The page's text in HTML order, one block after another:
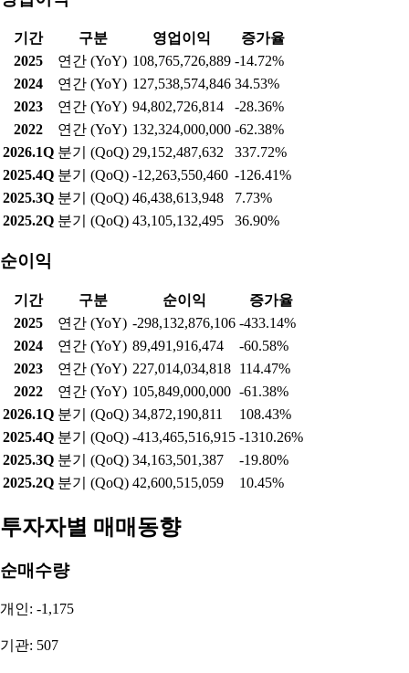
기간 구분 영업이익
증가율
2025
연간 (YoY) 108,765,726,889 -14.72%
2024
연간 (YoY) 127,538,574,846 34.53%
2023
연간 (YoY) 94,802,726,814
-28.36%
2022
연간 (YoY) 132,324,000,000 -62.38%
2026.1Q 분기 (QoQ) 29,152,487,632
337.72%
2025.4Q 분기 (QoQ) -12,263,550,460 -126.41%
2025.3Q 분기 (QoQ) 46,438,613,948
7.73%
2025.2Q 분기 (QoQ) 43,105,132,495 36.90%
순이익
기간 구분 순이익
증가율
2025
연간 (YoY) -298,132,876,106 -433.14%
2024
연간 (YoY) 89,491,916,474
-60.58%
2023
연간 (YoY) 227,014,034,818 114.47%
2022
연간 (YoY) 105,849,000,000 -61.38%
2026.1Q 분기 (QoQ) 34,872,190,811
108.43%
2025.4Q 분기 (QoQ) -413,465,516,915 -1310.26%
2025.3Q 분기 (QoQ) 34,163,501,387
-19.80%
2025.2Q 분기 (QoQ) 42,600,515,059 10.45%
투자자별 매매동향
순매수량
개인: -1,175
기관: 507